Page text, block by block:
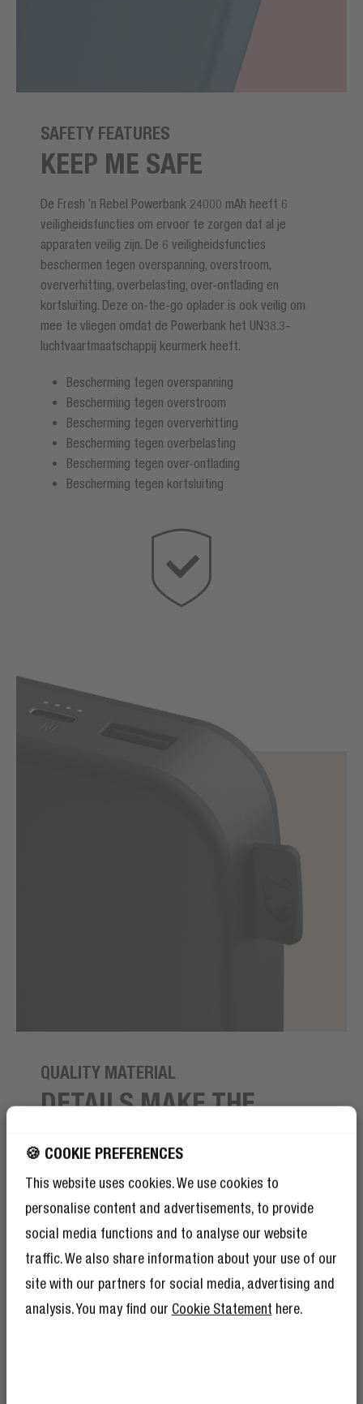
🍪 COOKIE PREFERENCES
This website uses cookies. We use cookies to
personalise content and advertisements, to provide
social media functions and to analyse our website
traffic. We also share information about your use of our
site with our partners for social media, advertising and
analysis. You may find our Cookie Statement here.
SAFETY FEATURES
KEEP ME SAFE
De Fresh ’n Rebel Powerbank 24000 mAh heeft 6
veiligheidsfuncties om ervoor te zorgen dat al je
apparaten veilig zijn. De 6 veiligheidsfuncties
beschermen tegen overspanning, overstroom,
oververhitting, overbelasting, over-ontlading en
kortsluiting. Deze on-the-go oplader is ook veilig om
mee te vliegen omdat de Powerbank het UN38.3-
luchtvaartmaatschappij keurmerk heeft.
Bescherming tegen overspanning
Bescherming tegen overstroom
Bescherming tegen oververhitting
Bescherming tegen overbelasting
Bescherming tegen over-ontlading
Bescherming tegen kortsluiting
QUALITY MATERIAL
DETAILS MAKE THE
materialen met afgeronde hoeken. Aan de zijkant heeft
de Powerbank een label met ons logo in reliëf en
bovenop de Powerbank de statusindicatie LED lichtjes.
Laad je apparaten altijd op in stijl.